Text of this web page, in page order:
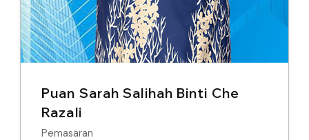
Puan Sarah Salihah Binti Che
Razali
Pemasaran